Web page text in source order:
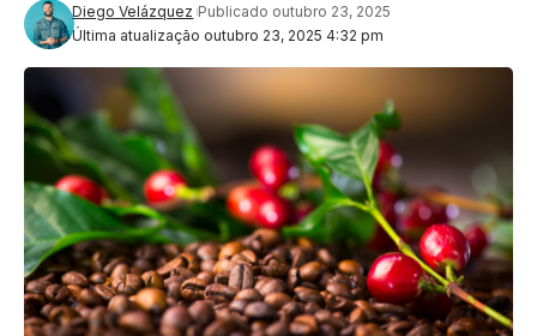
Última atualização outubro 23, 2025 4:32 pm
Diego Velázquez Publicado outubro 23, 2025